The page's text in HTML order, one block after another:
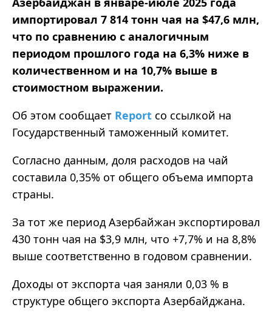
импортировал 7 814 тонн чая на $47,6 млн,
что по сравнению с аналогичным
периодом прошлого года на 6,3% ниже в
количественном и на 10,7% выше в
стоимостном выражении.
Об этом сообщает Report со ссылкой на
Государственный таможенный комитет.
Согласно данным, доля расходов на чай
составила 0,35% от общего объема импорта
страны.
За тот же период Азербайжан экспортировал
430 тонн чая на $3,9 млн, что +7,7% и на 8,8%
выше соответственно в годовом сравнении.
Доходы от экспорта чая заняли 0,03 % в
структуре общего экспорта Азербайджана.